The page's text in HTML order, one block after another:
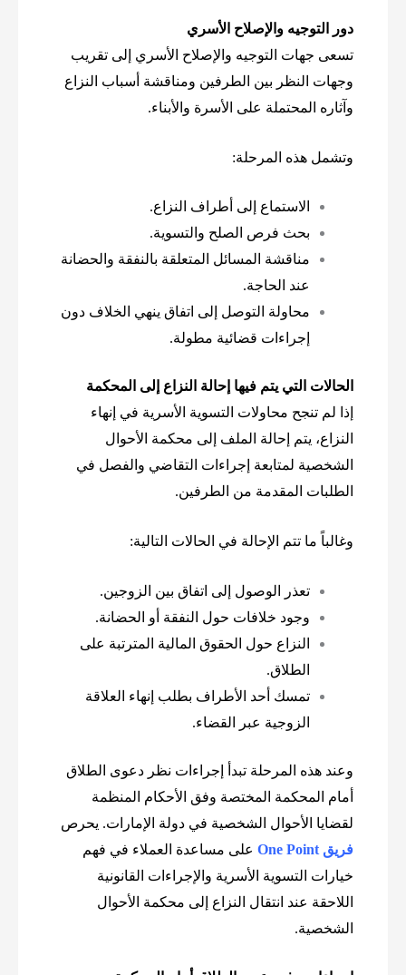
دور التوجيه والإصلاح الأسري
تسعى جهات التوجيه والإصلاح الأسري إلى تقريب
وجهات النظر بين الطرفين ومناقشة أسباب النزاع
وآثاره المحتملة على الأسرة والأبناء.
وتشمل هذه المرحلة:
الاستماع إلى أطراف النزاع.
بحث فرص الصلح والتسوية.
مناقشة المسائل المتعلقة بالنفقة والحضانة
عند الحاجة.
محاولة التوصل إلى اتفاق ينهي الخلاف دون
إجراءات قضائية مطولة.
الحالات التي يتم فيها إحالة النزاع إلى المحكمة
إذا لم تنجح محاولات التسوية الأسرية في إنهاء
النزاع، يتم إحالة الملف إلى محكمة الأحوال
الشخصية لمتابعة إجراءات التقاضي والفصل في
الطلبات المقدمة من الطرفين.
وغالباً ما تتم الإحالة في الحالات التالية:
تعذر الوصول إلى اتفاق بين الزوجين.
وجود خلافات حول النفقة أو الحضانة.
النزاع حول الحقوق المالية المترتبة على
الطلاق.
تمسك أحد الأطراف بطلب إنهاء العلاقة
الزوجية عبر القضاء.
وعند هذه المرحلة تبدأ إجراءات نظر دعوى الطلاق
أمام المحكمة المختصة وفق الأحكام المنظمة
لقضايا الأحوال الشخصية في دولة الإمارات. يحرص
فريق One Point
على مساعدة العملاء في فهم
خيارات التسوية الأسرية والإجراءات القانونية
اللاحقة عند انتقال النزاع إلى محكمة الأحوال
الشخصية.